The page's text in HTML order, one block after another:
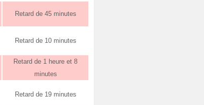
Retard de 45 minutes
Retard de 10 minutes
Retard de 1 heure et 8
minutes
Retard de 19 minutes